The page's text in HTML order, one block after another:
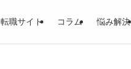
転職サイト コラム 悩み解決